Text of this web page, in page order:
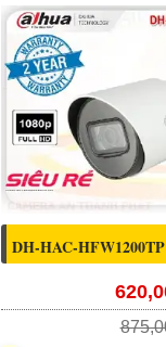
DH-HAC-